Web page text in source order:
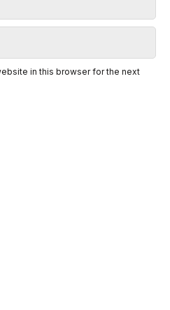
in this browser for the next